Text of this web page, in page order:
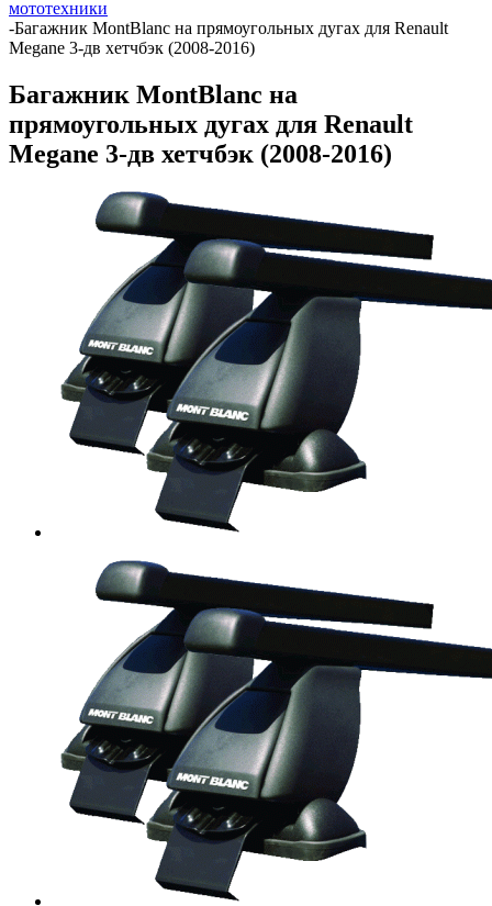
мототехники
-Багажник MontBlanc на прямоугольных дугах для Renault
Megane 3-дв хетчбэк (2008-2016)
Багажник MontBlanc на
прямоугольных дугах для Renault
Megane 3-дв хетчбэк (2008-2016)